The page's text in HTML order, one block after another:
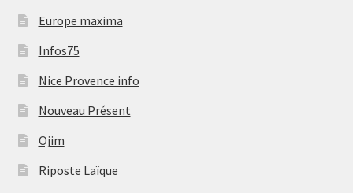
Europe maxima
Infos75
Nice Provence info
Nouveau Présent
Ojim
Riposte Laïque